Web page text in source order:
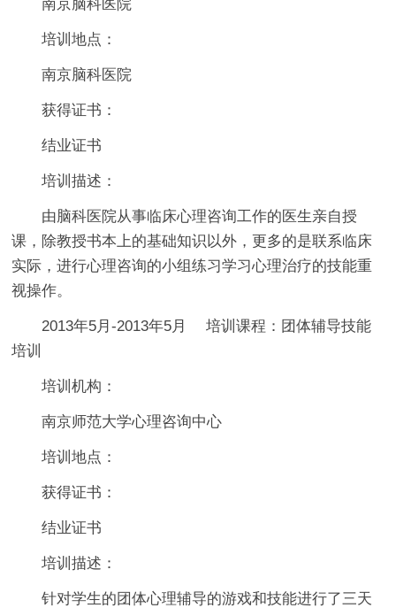
南京脑科医院
培训地点：
南京脑科医院
获得证书：
结业证书
培训描述：
由脑科医院从事临床心理咨询工作的医生亲自授
课，除教授书本上的基础知识以外，更多的是联系临床
实际，进行心理咨询的小组练习学习心理治疗的技能重
视操作。
2013年5月-2013年5月 培训课程：团体辅导技能
培训
培训机构：
南京师范大学心理咨询中心
培训地点：
获得证书：
结业证书
培训描述：
针对学生的团体心理辅导的游戏和技能进行了三天